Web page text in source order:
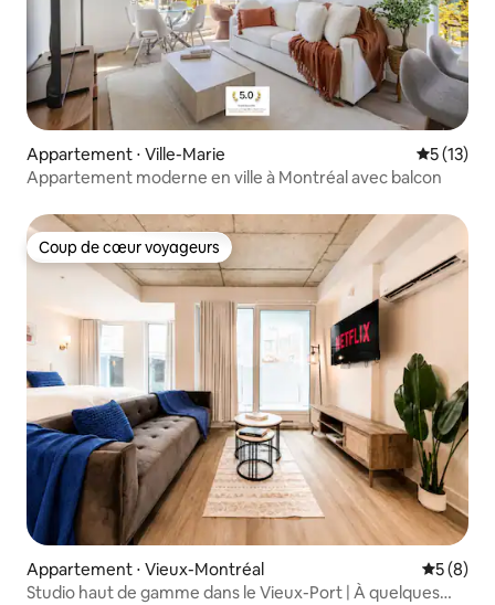
Appartement ⋅ Ville-Marie
5 (13)
Appartement moderne en ville à Montréal avec balcon
Coup de cœur voyageurs
Coup de cœur voyageurs
Appartement ⋅ Vieux-Montréal
5 (8)
Studio haut de gamme dans le Vieux-Port | À quelques